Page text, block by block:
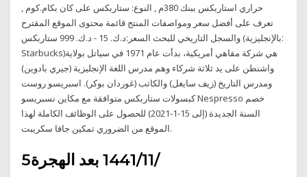
حراري استاربكس ببنك 380م , النوع: ستاربكس على كان بكام.كوم ,
تعرف على أفضل سعر ومواصفات المنتج قائمة محتوى الموقع المقترح
والسجل التاريخي للبحث السعر:د.ك. 15 - د.ك. 999 ستاربكس (بالإنجليزية:
Starbucks)‏ هي شركة مقاهي أمريكية، بدأت عام 1971 في سياتل بولاية
واشنطن على يد ثلاثة شركاء وهم مدرس اللغة الإنجليزية (جيري بادوين)
ومدرس التاريخ (زيف سايغل) والكاتب (غوردان بوكر). اسبريسو روست
كبسولات ستاربكس متوافقة مع مكاين نسبريسو Nespresso خصم
السنة الجديدة (إلى 15-1-2021) للحصول على الوظائف الكاملة لهذا
الموقع من الضروري تمكين جافا سكريبت.
5‏‏/11‏‏/1441 بعد الهجرة